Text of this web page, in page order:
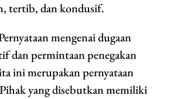
tertib, dan kondusif.
mengenai dugaan
dan permintaan penegakan
ini merupakan pernyataan
yang disebutkan memiliki